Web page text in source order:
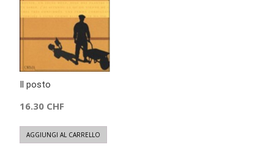
Il posto
16.30 CHF
AGGIUNGI AL CARRELLO